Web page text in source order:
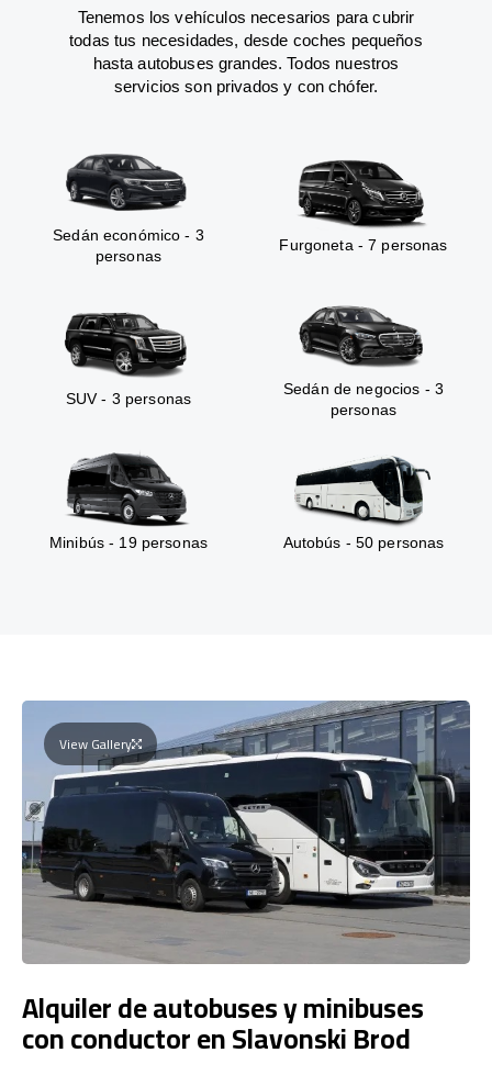
Tenemos los vehículos necesarios para cubrir
todas tus necesidades, desde coches pequeños
hasta autobuses grandes. Todos nuestros
servicios son privados y con chófer.
Sedán económico - 3
personas
Furgoneta - 7 personas
SUV - 3 personas
Sedán de negocios - 3
personas
Minibús - 19 personas Autobús - 50 personas
View Gallery
Alquiler de autobuses y minibuses
con conductor en Slavonski Brod